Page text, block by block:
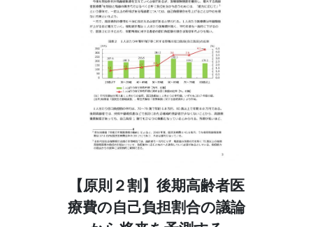
【原則２割】後期高齢者医
療費の自己負担割合の議論